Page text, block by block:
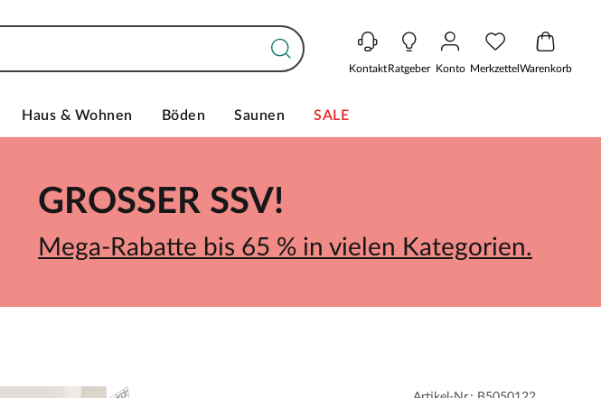
KontaktRatgeber Konto MerkzettelWarenkorb
Haus & Wohnen Böden Saunen SALE
GROSSER SSV!
Mega-Rabatte bis 65 % in vielen Kategorien.